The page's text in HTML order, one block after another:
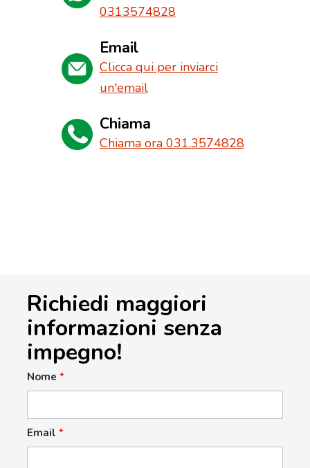
0313574828
Email
Clicca qui per inviarci
un'email
Chiama
Chiama ora 031.3574828
Richiedi maggiori
informazioni senza
impegno!
Nome *
Email *